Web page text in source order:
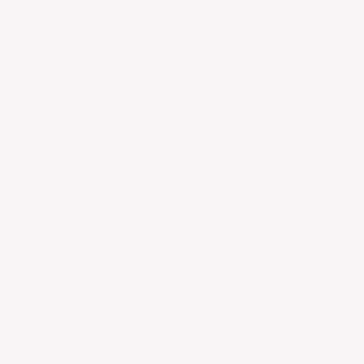
Personnalisez vos préférences pour